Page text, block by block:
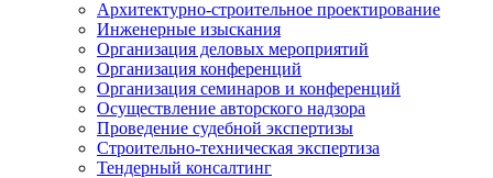
Архитектурно-строительное проектирование
Инженерные изыскания
Организация деловых мероприятий
Организация конференций
Организация семинаров и конференций
Осуществление авторского надзора
Проведение судебной экспертизы
Строительно-техническая экспертиза
Тендерный консалтинг